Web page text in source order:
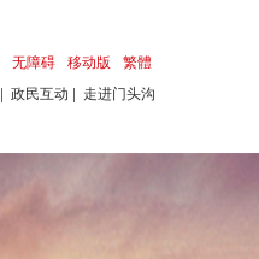
繁體
移动版
无障碍
| 政民互动 | 走进门头沟